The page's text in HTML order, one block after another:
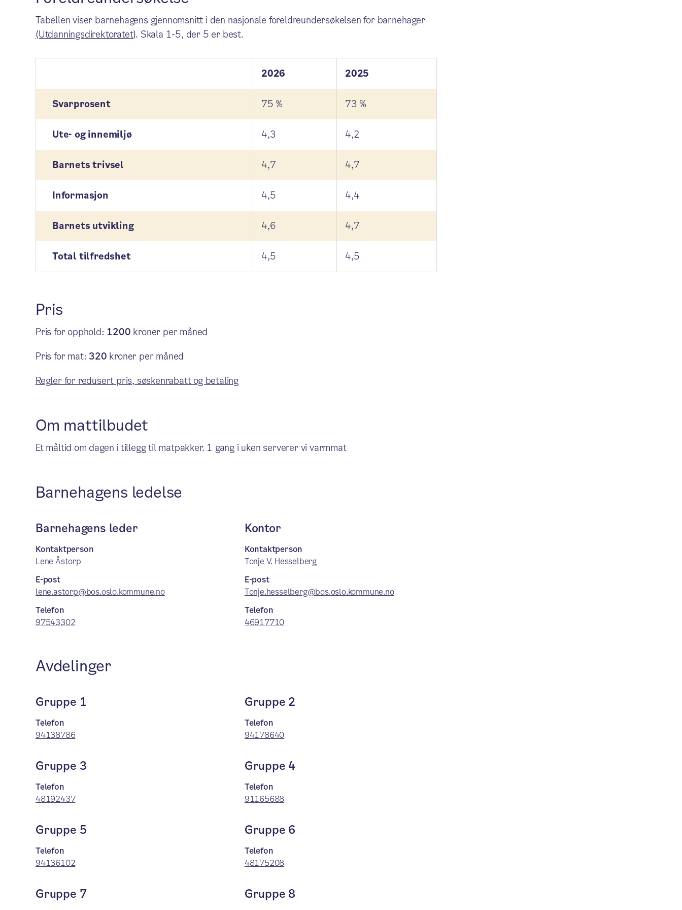
Tabellen viser barnehagens gjennomsnitt i den nasjonale foreldreundersøkelsen for barnehager
(Utdanningsdirektoratet). Skala 1-5, der 5 er best.
2026 2025
Svarprosent 75 % 73 %
Ute- og innemiljø 4,3 4,2
Barnets trivsel 4,7 4,7
Informasjon 4,5 4,4
Barnets utvikling 4,6 4,7
Total tilfredshet 4,5 4,5
Pris
Pris for opphold: 1200 kroner per måned
Pris for mat:320 kroner per måned
Regler for redusert pris, søskenrabatt og betaling
Om mattilbudet
Et måltid om dagen i tillegg til matpakker. 1 gang i uken serverer vi varmmat
Barnehagens ledelse
Barnehagens leder
Kontaktperson
Lene Åstorp
E-post
lene.astorp@bos.oslo.kommune.no
Telefon
97543302
Kontor
Kontaktperson
Tonje V. Hesselberg
E-post
Tonje.hesselberg@bos.oslo.kommune.no
Telefon
46917710
Avdelinger
Gruppe 1
Telefon
94138786
Gruppe 2
Telefon
94178640
Gruppe 3
Telefon
48192437
Gruppe 4
Telefon
91165688
Gruppe 5
Telefon
94136102
Gruppe 6
Telefon
48175208
Gruppe 7 Gruppe 8